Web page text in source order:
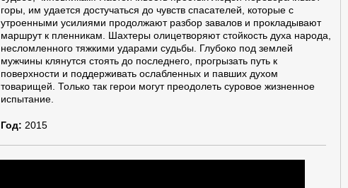
горы, им удается достучаться до чувств спасателей, которые с
утроенными усилиями продолжают разбор завалов и прокладывают
маршрут к пленникам. Шахтеры олицетворяют стойкость духа народа,
несломленного тяжкими ударами судьбы. Глубоко под землей
мужчины клянутся стоять до последнего, прогрызать путь к
поверхности и поддерживать ослабленных и павших духом
товарищей. Только так герои могут преодолеть суровое жизненное
испытание.
Год: 2015